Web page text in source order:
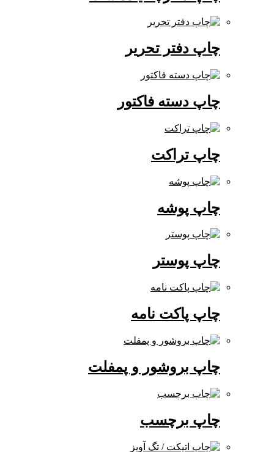
چاپ دفتر تحریر
چاپ دسته فاکتور
چاپ تراکت
چاپ پوشه
چاپ پوستر
چاپ پاکت نامه
چاپ بروشور و پمفلت
چاپ برچسب